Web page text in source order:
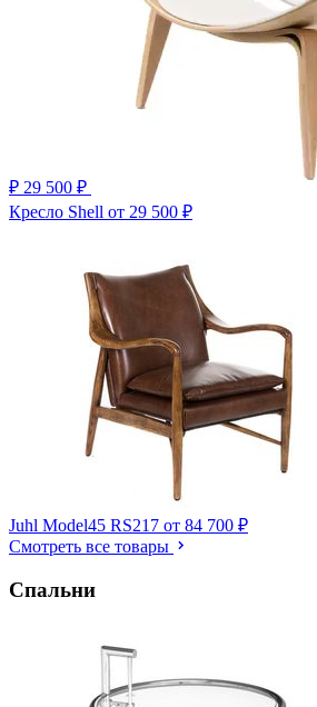
₽ 29 500 ₽
Кресло Shell от 29 500 ₽
Juhl Model45 RS217 от 84 700 ₽
Смотреть все товары
Спальни